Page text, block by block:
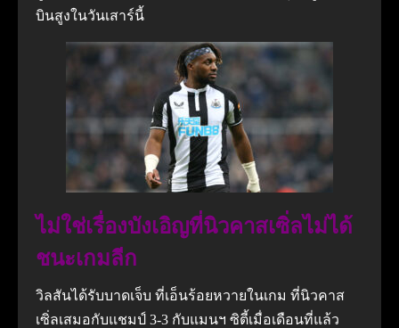
บินสูงในวันเสาร์นี้
ไม่ใช่เรื่องบังเอิญที่นิวคาสเซิ่ลไม่ได้
ชนะเกมลีก
วิลสันได้รับบาดเจ็บ ที่เอ็นร้อยหวายในเกม ที่นิวคาส
เซิ่ลเสมอกับแชมป์ 3-3 กับแมนฯ ซิตี้เมื่อเดือนที่แล้ว